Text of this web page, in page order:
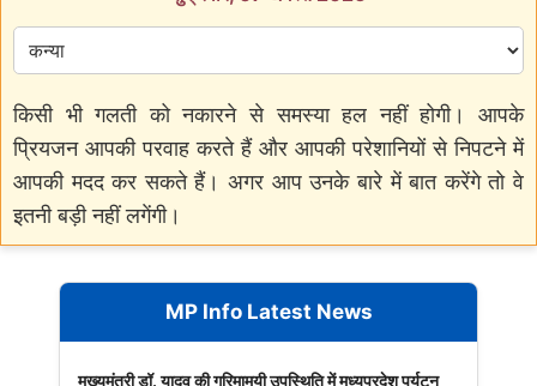
किसी भी गलती को नकारने से समस्या हल नहीं होगी। आपके
प्रियजन आपकी परवाह करते हैं और आपकी परेशानियों से निपटने में
आपकी मदद कर सकते हैं। अगर आप उनके बारे में बात करेंगे तो वे
इतनी बड़ी नहीं लगेंगी।
MP Info Latest News
मुख्यमंत्री डॉ. यादव की गरिमामयी उपस्थिति में मध्यप्रदेश पर्यटन